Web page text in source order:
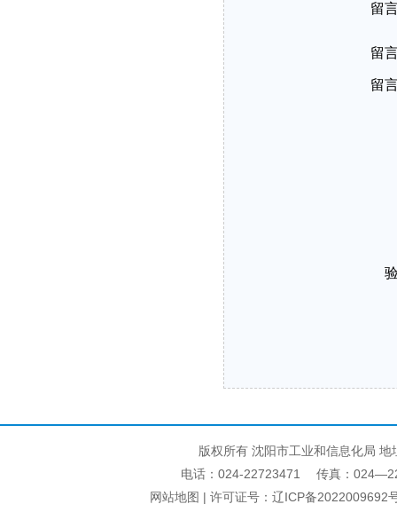
留
留
留
版权所有 沈阳市工业和信息化局
电话：024-22723471 传真：
网站地图 | 许可证号： 辽ICP备2022009692